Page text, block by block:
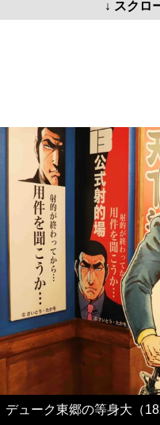
↓ スクロ
デューク東郷の等身大（